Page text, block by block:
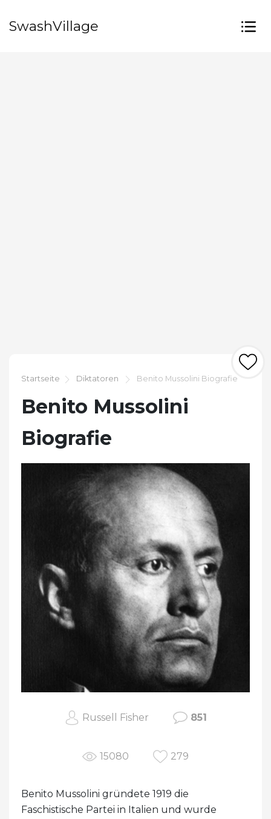
SwashVillage
Startseite Diktatoren Benito Mussolini Biografie
Benito Mussolini
Biografie
Russell Fisher 851
15080 279
Benito Mussolini gründete 1919 die
Faschistische Partei in Italien und wurde